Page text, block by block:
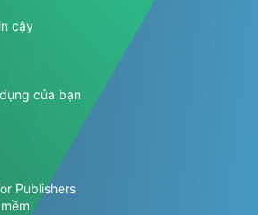
cậy
của bạn
Publishers